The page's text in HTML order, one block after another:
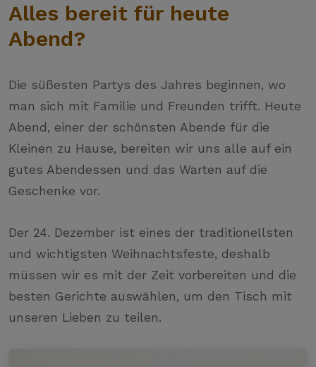
Alles bereit für heute
Abend?
Die süßesten Partys des Jahres beginnen, wo
man sich mit Familie und Freunden trifft. Heute
Abend, einer der schönsten Abende für die
Kleinen zu Hause, bereiten wir uns alle auf ein
gutes Abendessen und das Warten auf die
Geschenke vor.
Der 24. Dezember ist eines der traditionellsten
und wichtigsten Weihnachtsfeste, deshalb
müssen wir es mit der Zeit vorbereiten und die
besten Gerichte auswählen, um den Tisch mit
unseren Lieben zu teilen.